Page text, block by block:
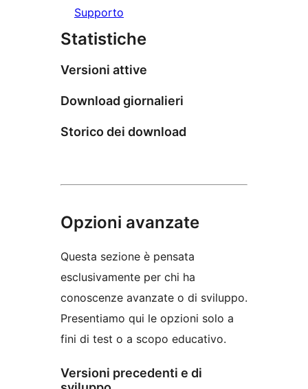
Supporto
Statistiche
Versioni attive
Download giornalieri
Storico dei download
Opzioni avanzate
Questa sezione è pensata
esclusivamente per chi ha
conoscenze avanzate o di sviluppo.
Presentiamo qui le opzioni solo a
fini di test o a scopo educativo.
Versioni precedenti e di